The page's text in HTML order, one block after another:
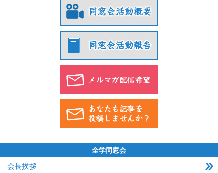
全学同窓会
会長挨拶